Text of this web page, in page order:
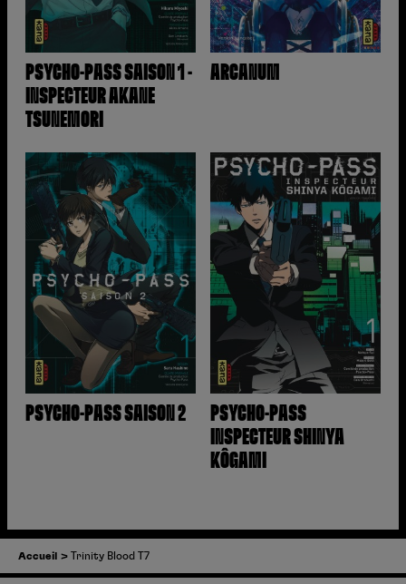
PSYCHO-PASS SAISON 1 -
INSPECTEUR AKANE
TSUNEMORI
ARCANUM
PSYCHO-PASS SAISON 2
PSYCHO-PASS
INSPECTEUR SHINYA
KÔGAMI
Accueil Trinity Blood T7